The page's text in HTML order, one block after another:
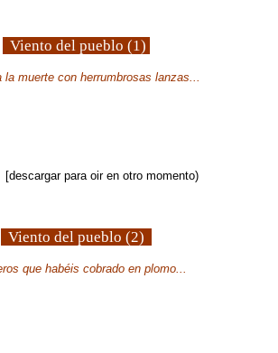
Viento del pueblo (1)
la muerte con herrumbrosas lanzas...
[descargar para oir en otro momento)
Viento del pueblo (2)
que habéis cobrado en plomo...